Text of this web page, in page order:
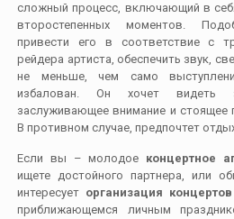
сложный процесс, включающий в
второстепенных моментов.
привести его в соответствие с
рейдера артиста, обеспечить звук,
не меньше, чем само
избалован. Он хочет видеть
заслуживающее внимание и стоящее
В противном случае, предпочтет
Если вы – молодое концертное
ищете достойного партнера, или
интересует организация
приближающемся личным